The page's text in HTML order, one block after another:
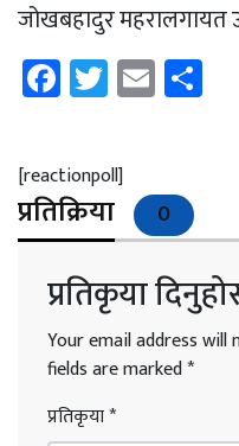
जोखबहादुर महरालगायत
Facebook
Twitter
Email
[reactionpoll]
प्रतिक्रिया 0
प्रतिकृया
Your email address will
fields are marked*
प्रतिकृया*